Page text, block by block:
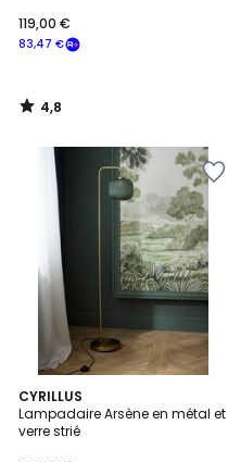
83,47 €
119,00 €
4,8
/
CYRILLUS
Lampadaire Arsène en métal et
verre strié
2
Couleurs